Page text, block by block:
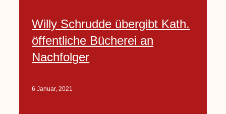
Willy Schrudde übergibt Kath.
öffentliche Bücherei an
Nachfolger
6 Januar, 2021